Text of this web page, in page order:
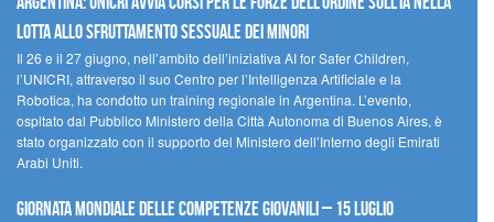
lotta allo sfruttamento sessuale dei minori
Il 26 e il 27 giugno, nell’ambito dell’iniziativa AI for Safer Children,
l’UNICRI, attraverso il suo Centro per l’Intelligenza Artificiale e la
Robotica, ha condotto un training regionale in Argentina. L’evento,
ospitato dal Pubblico Ministero della Città Autonoma di Buenos Aires, è
stato organizzato con il supporto del Ministero dell’Interno degli Emirati
Arabi Uniti.
Giornata Mondiale delle Competenze Giovanili – 15 luglio